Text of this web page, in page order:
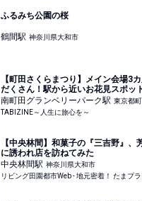
ふるみち公園の桜
鶴間駅 神奈川県大和市
【町田さくらまつり】メイン会場3
だくさん！駅から近いお花見スポッ
も | TABIZINE～人生に旅心を～
南町田グランベリーパーク駅 東京都
TABIZINE～人生に旅心を～
【中央林間】和菓子の『三吉野』、
に誘われ店を訪ねてみた
中央林間駅 神奈川県大和市